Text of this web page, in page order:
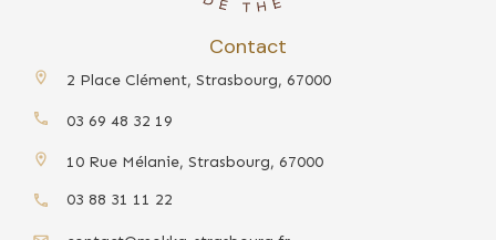
Contact
2 Place Clément, Strasbourg, 67000
03 69 48 32 19
10 Rue Mélanie, Strasbourg, 67000
03 88 31 11 22